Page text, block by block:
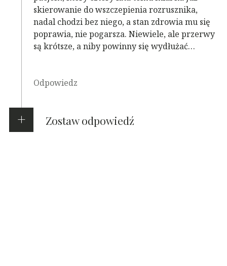
skierowanie do wszczepienia rozrusznika,
nadal chodzi bez niego, a stan zdrowia mu się
poprawia, nie pogarsza. Niewiele, ale przerwy
są krótsze, a niby powinny się wydłużać…
Odpowiedz
Zostaw odpowiedź